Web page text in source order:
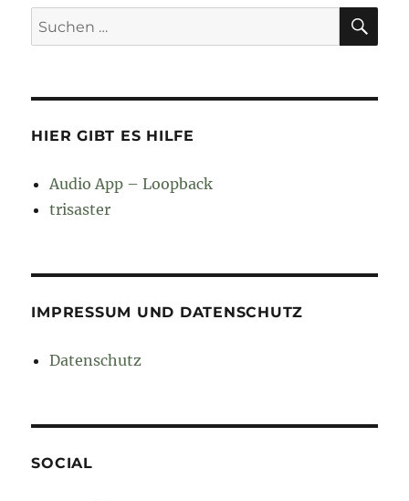
Suchen
nach:
HIER GIBT ES HILFE
Audio App – Loopback
trisaster
IMPRESSUM UND DATENSCHUTZ
Datenschutz
SOCIAL